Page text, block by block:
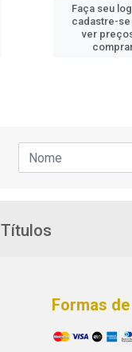
Faça seu
cadastre-se
ver
Títulos
Formas